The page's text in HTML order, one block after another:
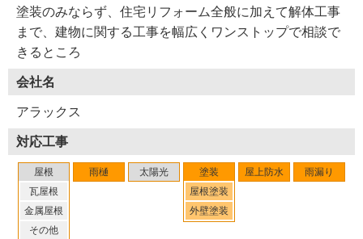
塗装の劣化でお困りのお客さま、そして屋根リフォームや
屋根修理を検討しているお客さまへメッセージです。
訪問業者についてですね。契約書がない、返事を急がせ
る、屋根に上がろうとする、そのような業者には要注意で
し不安になったら、ぜひ僕に相談してください。アラック
スの施工は、工事後の万が一の不具合には必ず点検を実施
し、施工内容により保証書の発行もしているので、ご安心
ください。お問い合わせ、お待ちしております」
塗装のみならず、住宅リフォーム全般に加えて解体工事
まで、建物に関する工事を幅広くワンストップで相談で
きるところ
会社名
アラックス
対応工事
屋根
瓦屋根
金属屋根
その他
雨樋 太陽光
塗装
屋根塗装
外壁塗装
屋上防水 雨漏り